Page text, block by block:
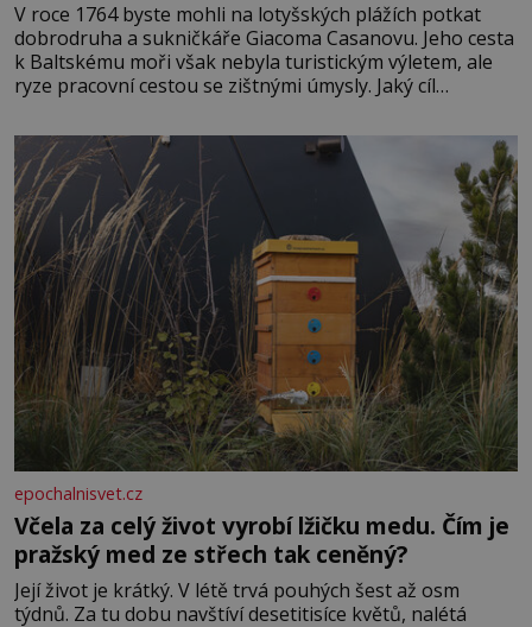
V roce 1764 byste mohli na lotyšských plážích potkat
dobrodruha a sukničkáře Giacoma Casanovu. Jeho cesta
k Baltskému moři však nebyla turistickým výletem, ale
ryze pracovní cestou se zištnými úmysly. Jaký cíl
lotyšské Rigy? Casanova v Pobaltí kontaktoval tamní
zednářské lóže. Nebyl v této oblasti žádným nováčkem,
protože do zednářské
epochalnisvet.cz
Včela za celý život vyrobí lžičku medu. Čím je
pražský med ze střech tak ceněný?
Její život je krátký. V létě trvá pouhých šest až osm
týdnů. Za tu dobu navštíví desetitisíce květů, nalétá